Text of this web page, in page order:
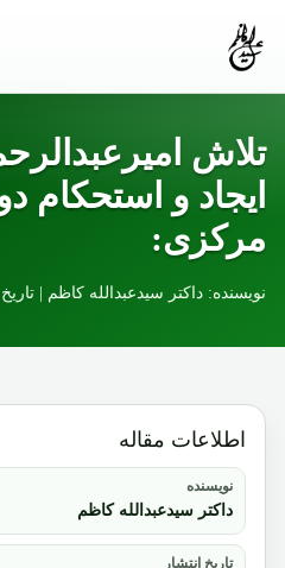
تلاش
ایجاد و استحکام
مرکزی:
نویسنده: داکتر سیدعبدالله کاظم | تاریخ انتشار: 19
اطلاعات مقاله
نویسنده
داکتر سیدعبدالله کاظم
تاریخ انتشار